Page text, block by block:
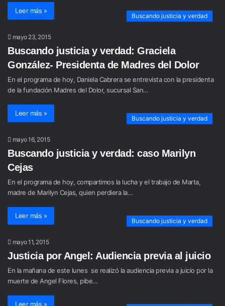
Leer más »
Buscando justicia y verdad
mayo 23, 2015
Buscando justicia y verdad: Graciela
González- Presidenta de Madres del Dolor
En el programa de hoy, Daniela Cabrera se entrevista con la presidenta
de la fundación Madres del Dolor, sucursal San…
Leer más »
Buscando justicia y verdad
mayo 16, 2015
Buscando justicia y verdad: caso Marilyn
Cejas
En el programa de hoy, compartimos la lucha y el trabajo de Marta,
madre de Marilyn Cejas, quien perdiera la…
Leer más »
Buscando justicia y verdad
mayo 11, 2015
Justicia por Angel: Audiencia previa al juicio
En la mañana de este lunes se realizó la audiencia previa a juicio por la
muerte de Angel Flores, pibe…
Leer más »